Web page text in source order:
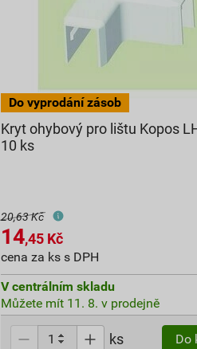
Kryt ohybový pro lištu Kopos
10 ks
20,63 Kč
14,45 Kč
cena za ks s DPH
V centrálním skladu
Můžete mít 11. 8. v prodejně
ks Do